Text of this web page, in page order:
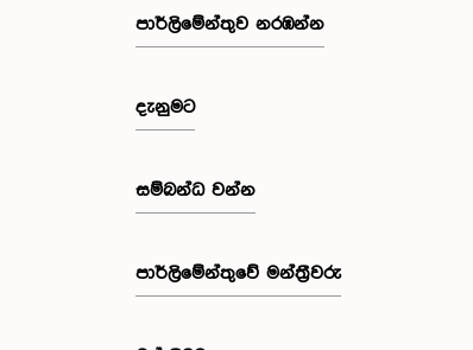
පාර්ලි‌මේන්තුව නරඹන්න
දැනුමට
සම්බන්ධ වන්න
පාර්ලි‌මේන්තුවේ මන්ත්‍රීවරු